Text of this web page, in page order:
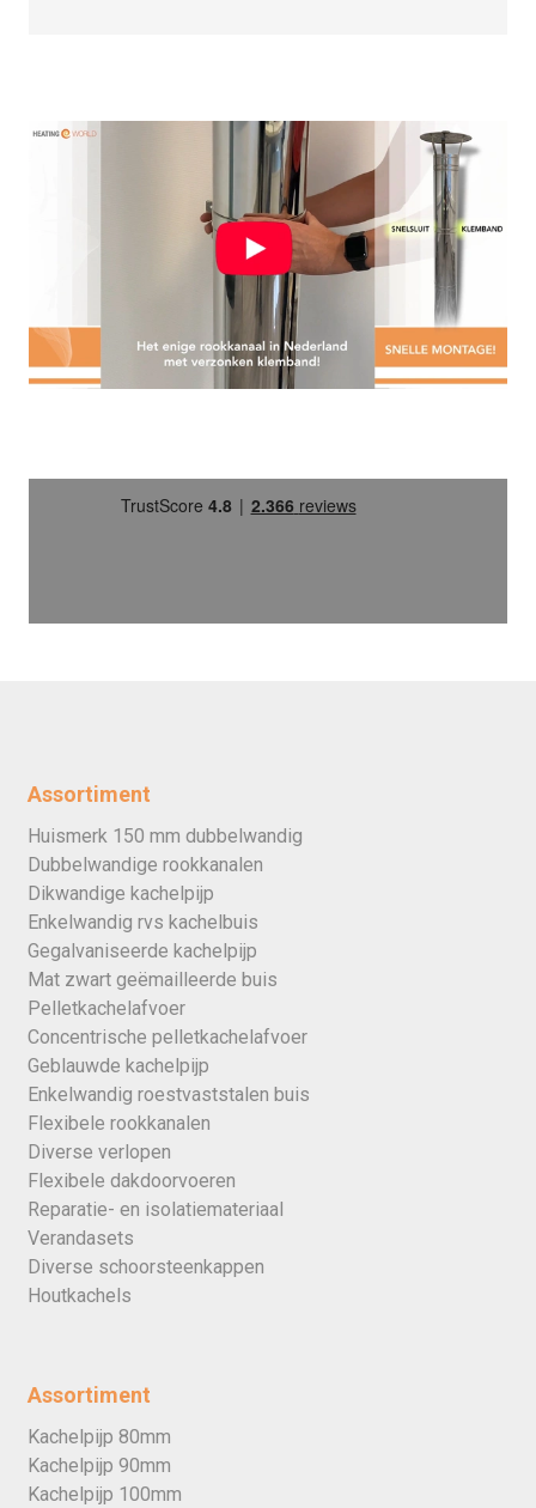
Assortiment
Huismerk 150 mm dubbelwandig
Dubbelwandige rookkanalen
Dikwandige kachelpijp
Enkelwandig rvs kachelbuis
Gegalvaniseerde kachelpijp
Mat zwart geëmailleerde buis
Pelletkachelafvoer
Concentrische pelletkachelafvoer
Geblauwde kachelpijp
Enkelwandig roestvaststalen buis
Flexibele rookkanalen
Diverse verlopen
Flexibele dakdoorvoeren
Reparatie- en isolatiemateriaal
Verandasets
Diverse schoorsteenkappen
Houtkachels
Assortiment
Kachelpijp 80mm
Kachelpijp 90mm
Kachelpijp 100mm